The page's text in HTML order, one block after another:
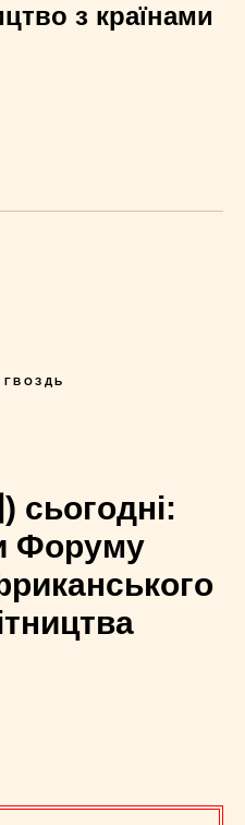
з країнами
ГВОЗДЬ
сьогодні:
Форуму